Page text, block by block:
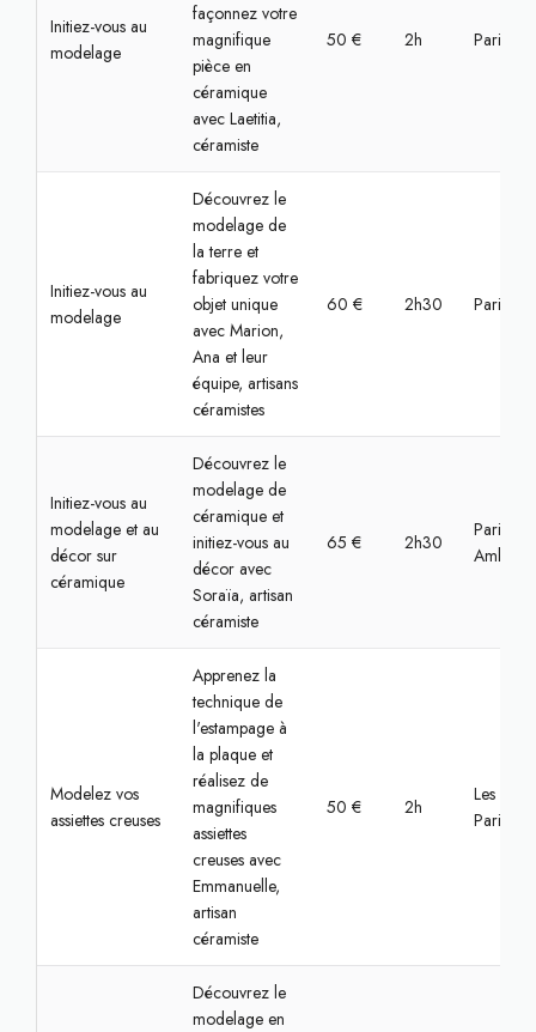
Initiez-vous au
modelage
façonnez votre
magnifique
pièce en
céramique
avec Laetitia,
céramiste
50 € 2h Paris,
Initiez-vous au
modelage
Découvrez le
modelage de
la terre et
fabriquez votre
objet unique
avec Marion,
Ana et leur
équipe, artisans
céramistes
60 € 2h30 Paris,
Initiez-vous au
modelage et au
décor sur
céramique
Découvrez le
modelage de
céramique et
initiez-vous au
décor avec
Soraïa, artisan
céramiste
65 € 2h30
Paris,
Modelez vos
assiettes creuses
Apprenez la
technique de
l'estampage à
la plaque et
réalisez de
magnifiques
assiettes
creuses avec
Emmanuelle,
artisan
céramiste
50 € 2h
Les Lilas,
Paris
Découvrez le
modelage en